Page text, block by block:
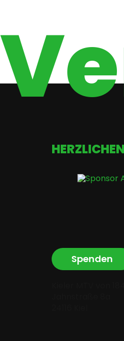
Spenden